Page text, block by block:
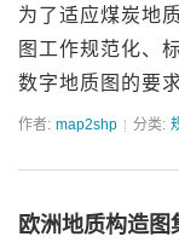
为了适应煤炭地
图工作规范化、
数字地质图的要
是原煤炭工业部
作者: map2shp 分类:
欧洲地质构造图